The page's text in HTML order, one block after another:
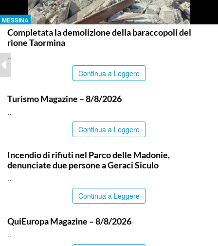
MESSINA
Completata la demolizione della baraccopoli del
rione Taormina
..
Continua a Leggere
Turismo Magazine – 8/8/2026
..
Continua a Leggere
Incendio di rifiuti nel Parco delle Madonie,
denunciate due persone a Geraci Siculo
..
Continua a Leggere
QuiEuropa Magazine – 8/8/2026
..